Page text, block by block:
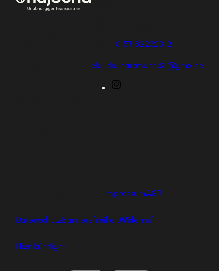
0157 82232312
claudia.hartmann63@gmx.de
ImpressumAGB
DatenschutzBarrierefreiheitWiderruf
Hier kündigen